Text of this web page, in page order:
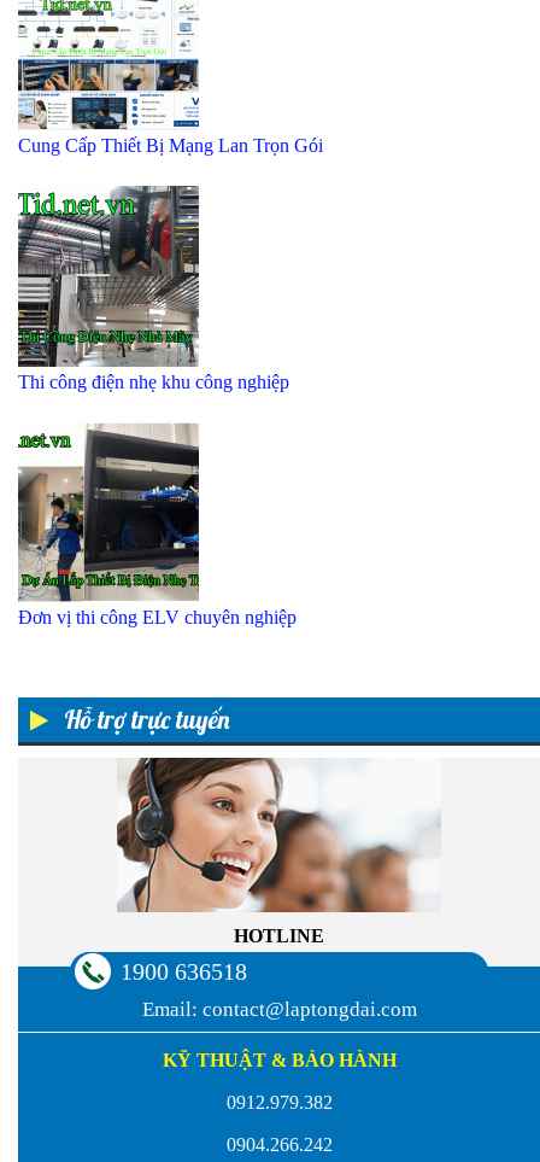
Hỗ trợ trực tuyến
HOTLINE
1900 636518
Email: contact@laptongdai.com
KỸ THUẬT & BẢO HÀNH
0912.979.382
0904.266.242
Cung Cấp Thiết Bị Mạng Lan Trọn Gói
Thi công điện nhẹ khu công nghiệp
Đơn vị thi công ELV chuyên nghiệp